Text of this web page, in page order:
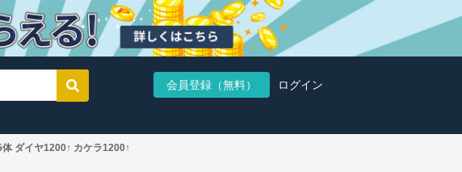
会員登録（無料） ログイン
ダイヤ1200↑ カケラ1200↑